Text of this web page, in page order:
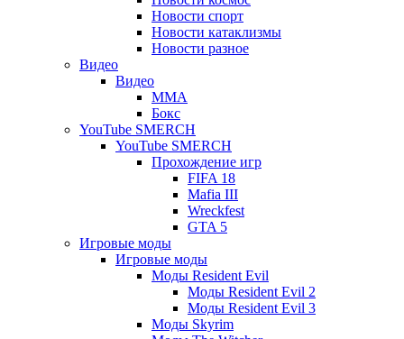
Новости спорт
Новости катаклизмы
Новости разное
Видео
Видео
ММА
Бокс
YouTube SMERCH
YouTube SMERCH
Прохождение игр
FIFA 18
Mafia III
Wreckfest
GTA 5
Игровые моды
Игровые моды
Моды Resident Evil
Моды Resident Evil 2
Моды Resident Evil 3
Моды Skyrim